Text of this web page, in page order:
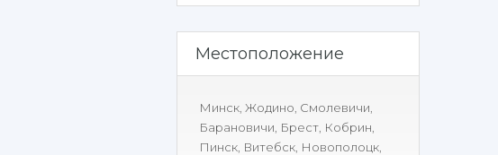
Местоположение
Минск Жодино Смолевичи
Барановичи Брест Кобрин
Пинск Витебск Новополоцк